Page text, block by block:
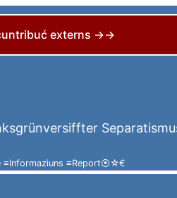
externs →→
≡Informaziuns ≡Report⦿☆€